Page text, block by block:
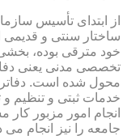
از ابتدای تأسیس
ساختار سنتی و قدیمی
خود مترقی بوده،
تخصصی مدنی یعنی
محول شده است.
خدمات ثبتی و تنظیم
انجام امور مزبور
جامعه را نیز انجام می